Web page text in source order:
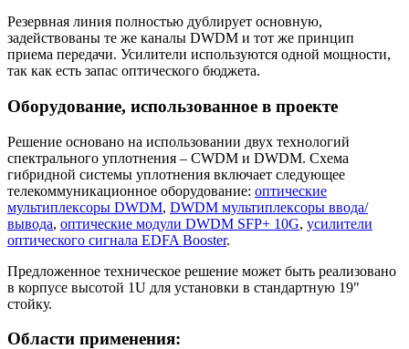
Резервная линия полностью дублирует основную,
задействованы те же каналы DWDM и тот же принцип
приема передачи. Усилители используются одной мощности,
так как есть запас оптического бюджета.
Оборудование, использованное в проекте
Решение основано на использовании двух технологий
спектрального уплотнения – CWDM и DWDM. Схема
гибридной системы уплотнения включает следующее
телекоммуникационное оборудование: оптические
мультиплексоры DWDM, DWDM мультиплексоры ввода/
вывода, оптические модули DWDM SFP+ 10G, усилители
оптического сигнала EDFA Booster.
Предложенное техническое решение может быть реализовано
в корпусе высотой 1U для установки в стандартную 19"
стойку.
Области применения: